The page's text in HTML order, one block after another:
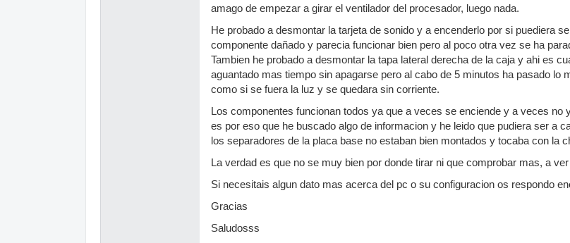
amago de empezar a girar el ventilador del procesador, luego nada.
He probado a desmontar la tarjeta de sonido y a encenderlo por si puediera
componente dañado y parecia funcionar bien pero al poco otra vez se ha
Tambien he probado a desmontar la tapa lateral derecha de la caja y ahi es
aguantado mas tiempo sin apagarse pero al cabo de 5 minutos ha pasado lo
como si se fuera la luz y se quedara sin corriente.
Los componentes funcionan todos ya que a veces se enciende y a veces no
es por eso que he buscado algo de informacion y he leido que pudiera ser a
los separadores de la placa base no estaban bien montados y tocaba con la
La verdad es que no se muy bien por donde tirar ni que comprobar mas, a
Si necesitais algun dato mas acerca del pc o su configuracion os respondo
Gracias
Saludosss